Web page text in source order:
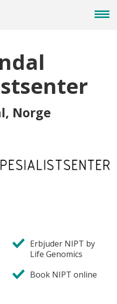
Norge
Erbjuder NIPT by
Life Genomics
Book NIPT online